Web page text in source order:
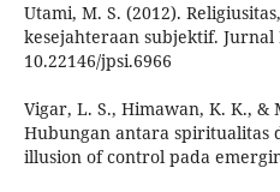
Utami, M. S. (2012).
kesejahteraan subjektif. Jurnal
10.22146/jpsi.6966
Vigar, L. S., Himawan, K. K., &
Hubungan antara spiritualitas
illusion of control pada